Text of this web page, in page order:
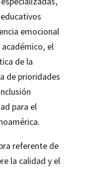
emocional
el
de la
de prioridades
para el
referente de
la calidad y el